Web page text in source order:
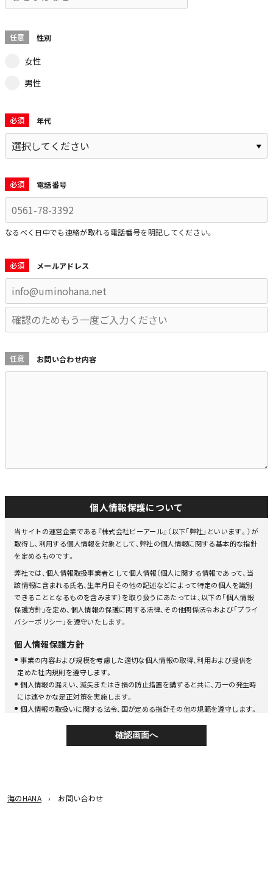
任意 性別
女性
男性
必須 年代
必須 電話番号
なるべく日中でも連絡が取れる電話番号を明記してください。
必須 メールアドレス
任意 お問い合わせ内容
個人情報保護について
当サイトの運営企業である『株式会社ビーアール』（以下「弊社」といいます。）が
取得し、利用する個人情報を対象として、弊社の個人情報に関する基本的な指針
を定めるものです。
弊社では、個人情報取扱事業者として個人情報（個人に関する情報であって、当
該情報に含まれる氏名、生年月日その他の記述などによって特定の個人を識別
できることとなるものを含みます）を取り扱うにあたっては、以下の「個人情報
保護方針」を定め、個人情報の保護に関する法律、その他関係法令および「プライ
バシーポリシー」を遵守いたします。
個人情報保護方針
事業の内容および規模を考慮した適切な個人情報の取得、利用および提供を
定めた社内規則を遵守します。
個人情報の漏えい、滅失またはき損の防止措置を講ずると共に、万一の発生時
には速やかな是正対策を実施します。
個人情報の取扱いに関する法令、国が定める指針その他の規範を遵守します。
個人情報管理の仕組みを継続的に改善します。
とが認められている場合を除き、以下の利用目的の範囲内で個人情報を利用し
海のHANA お問い合わせ